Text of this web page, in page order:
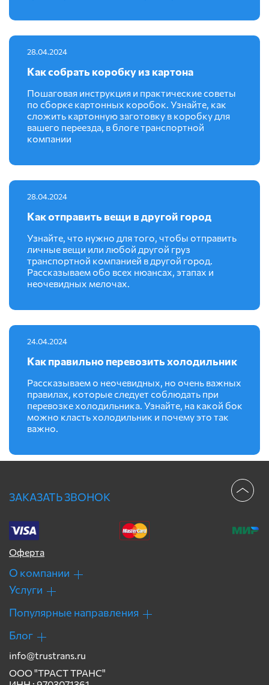
28.04.2024
Как собрать коробку из картона
Пошаговая инструкция и практические советы
по сборке картонных коробок. Узнайте, как
сложить картонную заготовку в коробку для
вашего переезда, в блоге транспортной
компании
28.04.2024
Как отправить вещи в другой город
Узнайте, что нужно для того, чтобы отправить
личные вещи или любой другой груз
транспортной компанией в другой город.
Рассказываем обо всех нюансах, этапах и
неочевидных мелочах.
24.04.2024
Как правильно перевозить холодильник
Рассказываем о неочевидных, но очень важных
правилах, которые следует соблюдать при
перевозке холодильника. Узнайте, на какой бок
можно класть холодильник и почему это так
важно.
ЗАКАЗАТЬ ЗВОНОК
Оферта
О компании
Услуги
Популярные направления
Блог
info@trustrans.ru
ООО "ТРАСТ ТРАНС"